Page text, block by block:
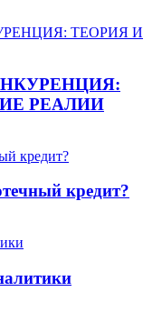
РЕАЛИИ
кредит?